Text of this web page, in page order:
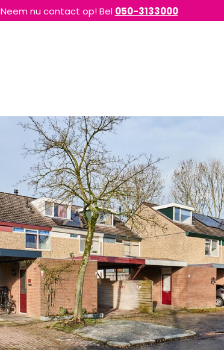
Neem nu contact op! Bel 050-3133000